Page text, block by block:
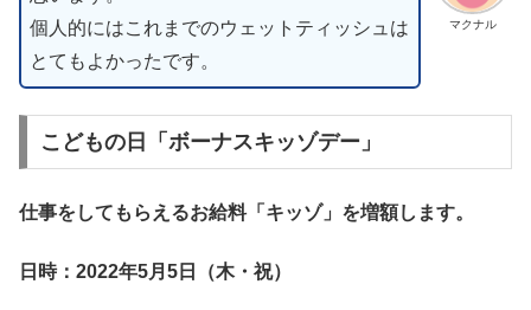
マクナル
個人的にはこれまでのウェットティッシュは
とてもよかったです。
こどもの日「ボーナスキッゾデー」
仕事をしてもらえるお給料「キッゾ」を増額します。
日時：2022年5月5日（木・祝）